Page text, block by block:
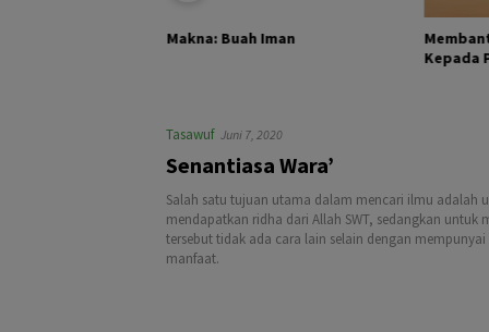
Makna: Buah Iman
Kepada
Tasawuf Juni 7, 2020
Senantiasa Wara’
Salah satu tujuan utama dalam mencari ilmu adalah
mendapatkan ridha dari Allah SWT, sedangkan untuk
tersebut tidak ada cara lain selain dengan mempunyai
manfaat.